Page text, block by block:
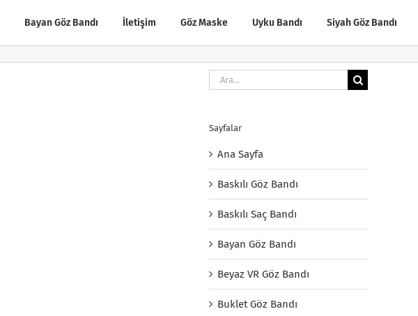
Bayan Göz Bandı İletişim Göz Maske Uyku Bandı Siyah Göz Bandı
Ara:
Sayfalar
Ana Sayfa
Baskılı Göz Bandı
Baskılı Saç Bandı
Bayan Göz Bandı
Beyaz VR Göz Bandı
Buklet Göz Bandı